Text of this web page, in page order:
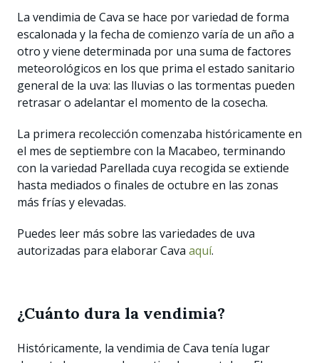
La vendimia de Cava se hace por variedad de forma
escalonada y la fecha de comienzo varía de un año a
otro y viene determinada por una suma de factores
meteorológicos en los que prima el estado sanitario
general de la uva: las lluvias o las tormentas pueden
retrasar o adelantar el momento de la cosecha.
La primera recolección comenzaba históricamente en
el mes de septiembre con la Macabeo, terminando
con la variedad Parellada cuya recogida se extiende
hasta mediados o finales de octubre en las zonas
más frías y elevadas.
Puedes leer más sobre las variedades de uva
autorizadas para elaborar Cava aquí.
¿Cuánto dura la vendimia?
Históricamente, la vendimia de Cava tenía lugar